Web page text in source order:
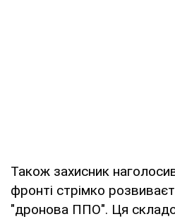
Також захисник
фронті стрімко
"дронова ППО". Ця